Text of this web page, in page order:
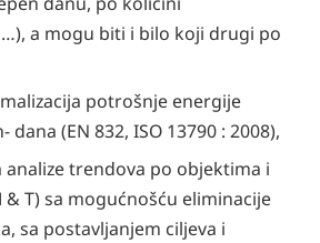
a mogu biti i bilo koji drugi po
potrošnje energije
(EN 832, ISO 13790 : 2008),
trendova po objektima i
T) sa mogućnošću eliminacije
sa postavljanjem ciljeva i